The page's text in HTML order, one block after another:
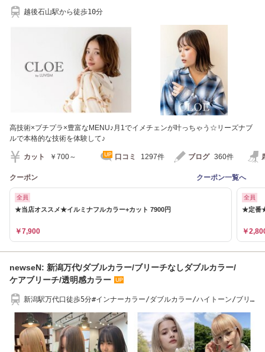
越後石山駅から徒歩10分
高技術×プチプラ×豊富なMENU♪月1でイメチェンが叶っちゃう☆リーズナブ
ルで本格的な技術を体験して♪
カット ￥700～ 口コミ 1297件 ブログ 360件
クーポン クーポン一覧へ
全員
★当店オススメ★イルミナフルカラー+カット 7900円
￥7,900
全員
★定番★
￥
newseN: 新潟万代/ダブルカラー/ブリーチなしダブルカラー/
ケアブリーチ/透明感カラー
新潟駅万代口徒歩5分#インナーカラー/ダブルカラー/ハイトーン/ブリ